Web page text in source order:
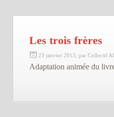
Les trois frères
23 janvier 2013, par Collectif
Adaptation animée du